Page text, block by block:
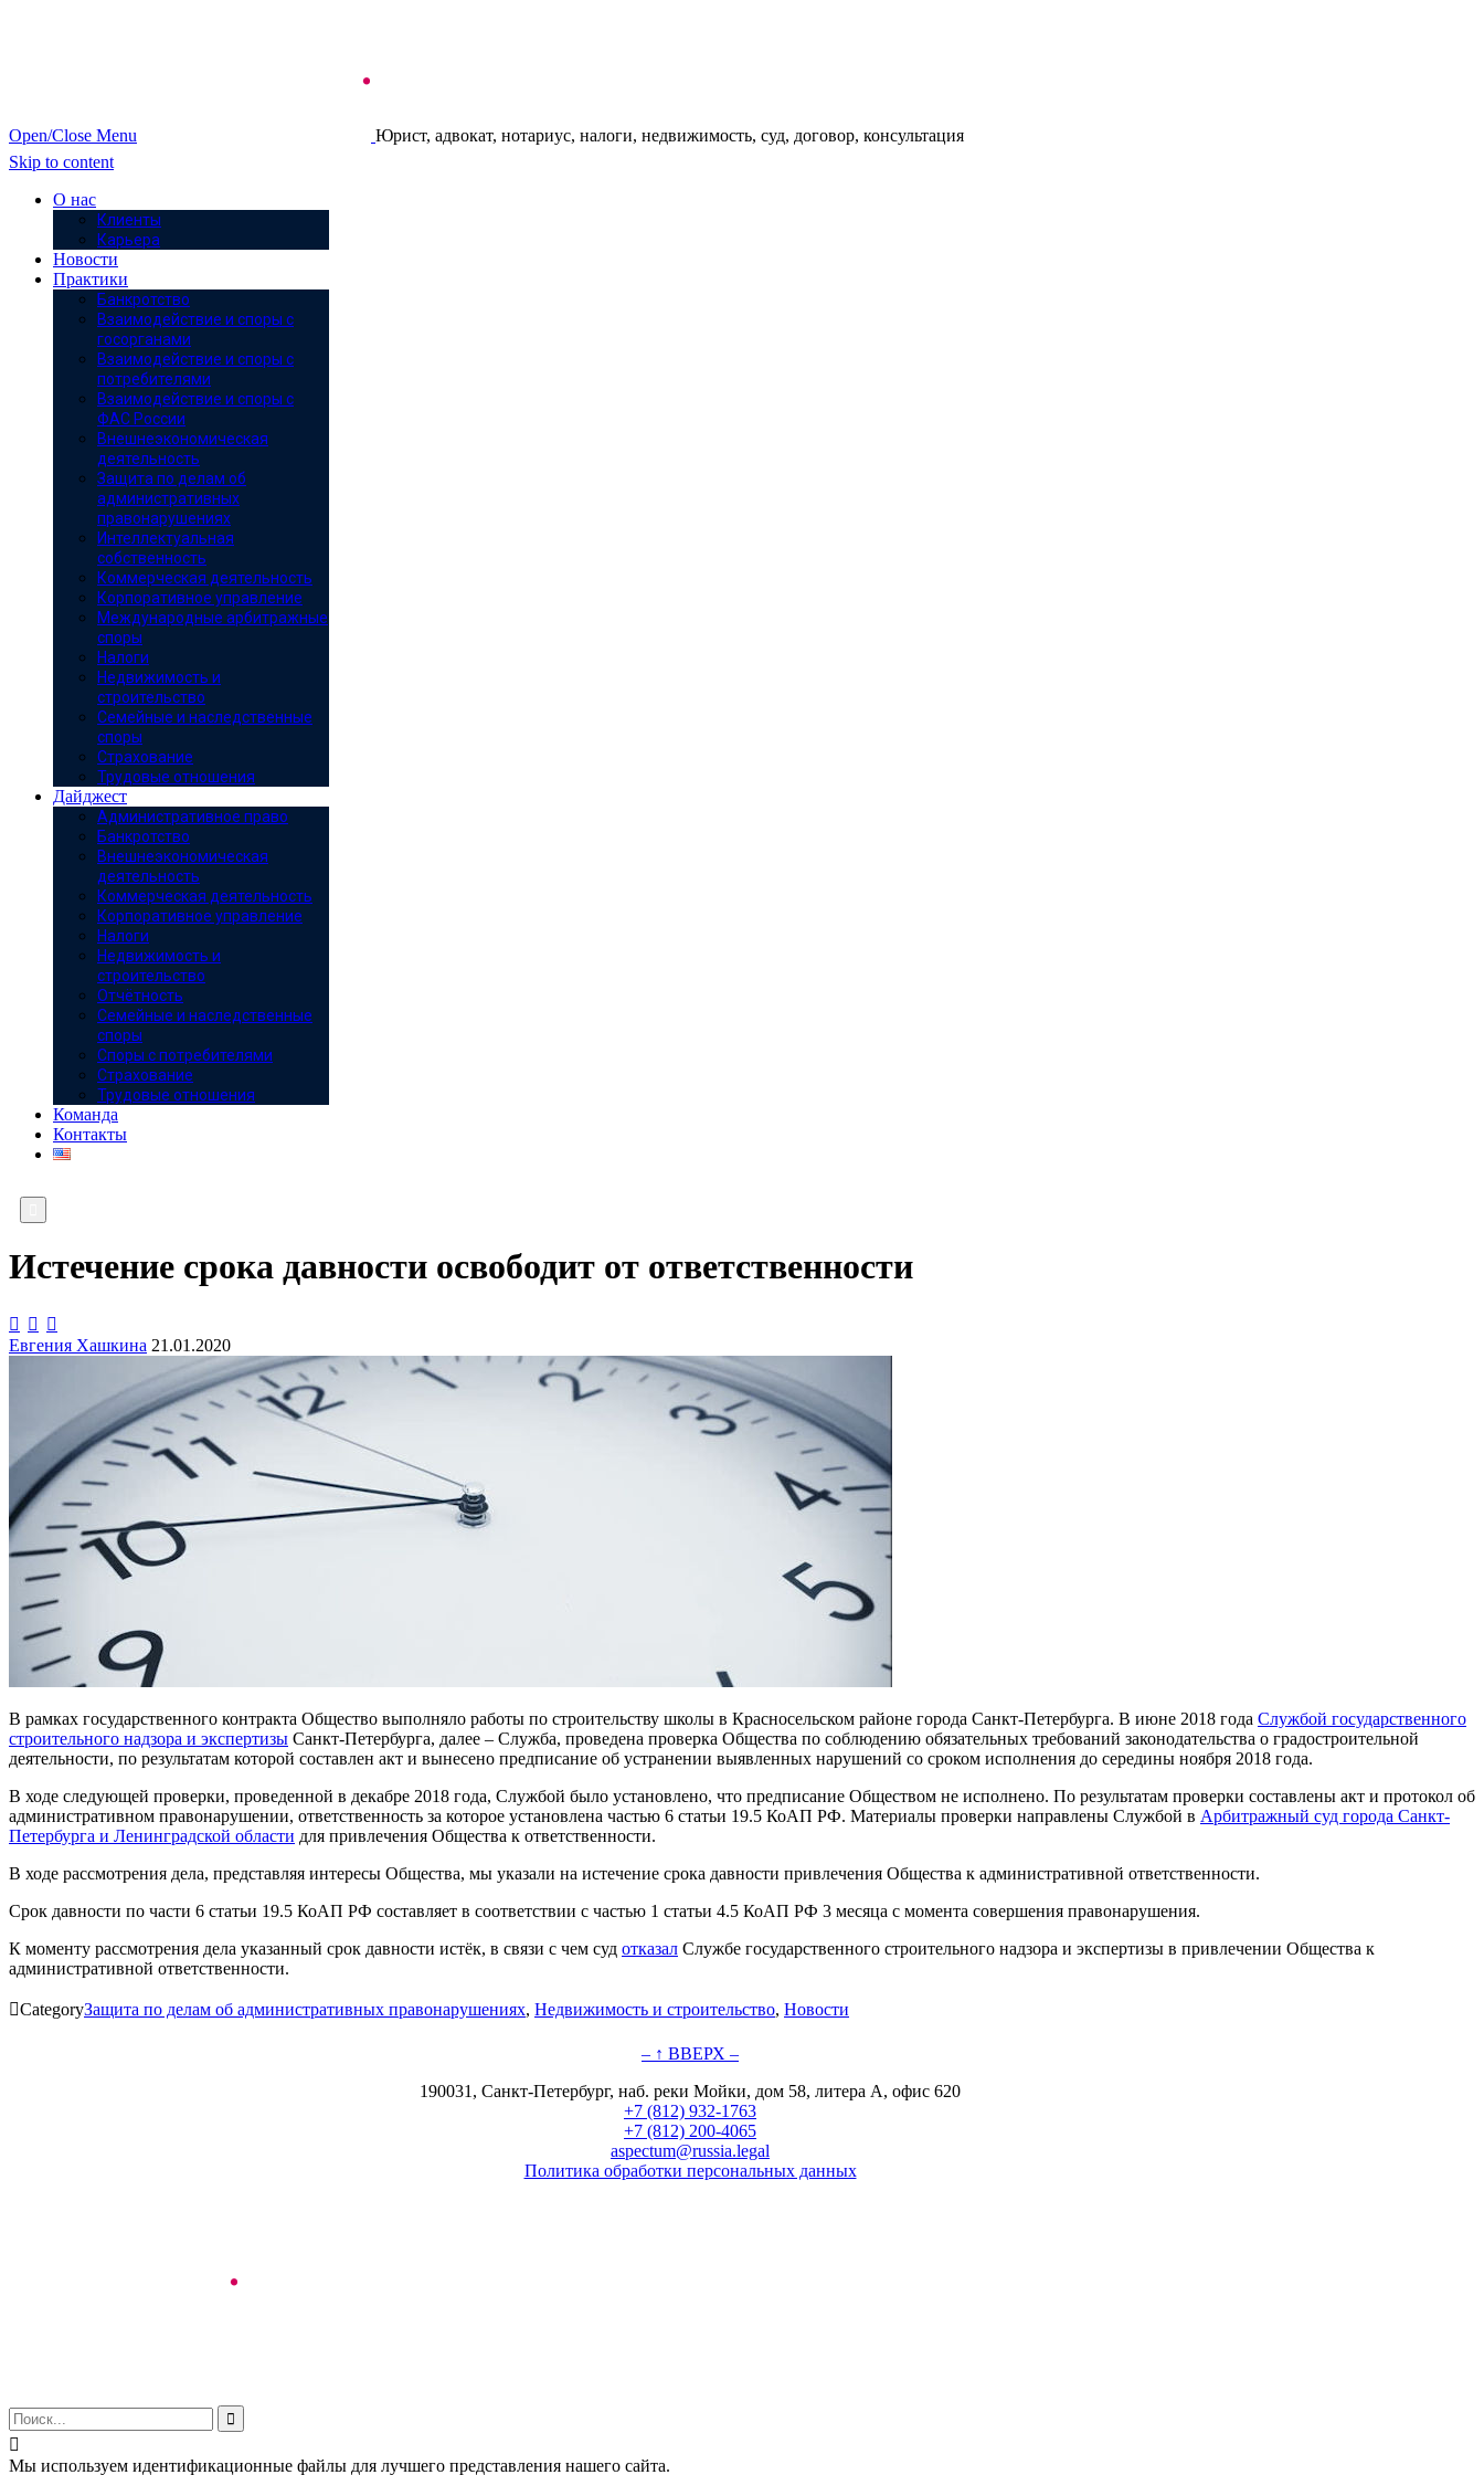
Open/Close Menu
Юрист, адвокат, нотариус, налоги, недвижимость, суд, договор, консультация
Skip to content
О нас
Клиенты
Карьера
Новости
Практики
Банкротство
Взаимодействие и споры с
госорганами
Взаимодействие и споры с
потребителями
Взаимодействие и споры с
ФАС России
Внешнеэкономическая
деятельность
Защита по делам об
административных
правонарушениях
Интеллектуальная
собственность
Коммерческая деятельность
Корпоративное управление
Международные арбитражные
споры
Налоги
Недвижимость и
строительство
Семейные и наследственные
споры
Страхование
Трудовые отношения
Дайджест
Административное право
Банкротство
Внешнеэкономическая
деятельность
Коммерческая деятельность
Корпоративное управление
Налоги
Недвижимость и
строительство
Отчётность
Семейные и наследственные
споры
Споры с потребителями
Страхование
Трудовые отношения
Команда
Контакты
Истечение срока давности освободит от ответственности
 

Евгения Хашкина 21.01.2020
В рамках государственного контракта Общество выполняло работы по строительству школы в Красносельском районе города Санкт-Петербурга. В июне 2018 года Службой государственного
строительного надзора и экспертизы Санкт-Петербурга, далее – Служба, проведена проверка Общества по соблюдению обязательных требований законодательства о градостроительной
деятельности, по результатам которой составлен акт и вынесено предписание об устранении выявленных нарушений со сроком исполнения до середины ноября 2018 года.
В ходе следующей проверки, проведенной в декабре 2018 года, Службой было установлено, что предписание Обществом не исполнено. По результатам проверки составлены акт и протокол об
административном правонарушении, ответственность за которое установлена частью 6 статьи 19.5 КоАП РФ. Материалы проверки направлены Службой в Арбитражный суд города Санкт-
Петербурга и Ленинградской области для привлечения Общества к ответственности.
В ходе рассмотрения дела, представляя интересы Общества, мы указали на истечение срока давности привлечения Общества к административной ответственности.
Срок давности по части 6 статьи 19.5 КоАП РФ составляет в соответствии с частью 1 статьи 4.5 КоАП РФ 3 месяца с момента совершения правонарушения.
К моменту рассмотрения дела указанный срок давности истёк, в связи с чем суд отказал Службе государственного строительного надзора и экспертизы в привлечении Общества к
административной ответственности.
CategoryЗащита по делам об административных правонарушениях, Недвижимость и строительство, Новости
– ↑ ВВЕРХ –
190031, Санкт-Петербург, наб. реки Мойки, дом 58, литера А, офис 620
+7 (812) 932-1763
+7 (812) 200-4065
aspectum@russia.legal
Политика обработки персональных данных


Мы используем идентификационные файлы для лучшего представления нашего сайта.